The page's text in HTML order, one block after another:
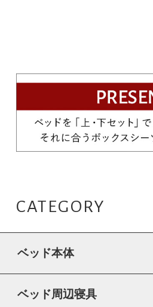
CATEGORY
ベッド本体
ベッド周辺寝具